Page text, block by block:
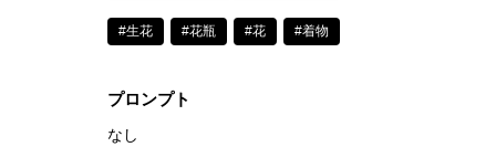
#生花 #花瓶 #花 #着物
プロンプト
なし